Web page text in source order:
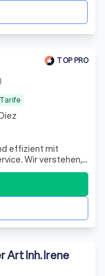
Ort ankommt.
TOP PRO
effizient mit
Wir verstehen,
bieten daher
auf Ihre
Team aus
der ersten B
Art Inh. Irene